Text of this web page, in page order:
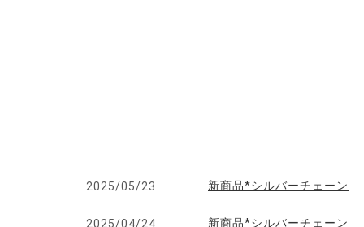
2025/05/23 新商品*シルバーチェーン
2025/04/24 新商品*シルバーチェーン